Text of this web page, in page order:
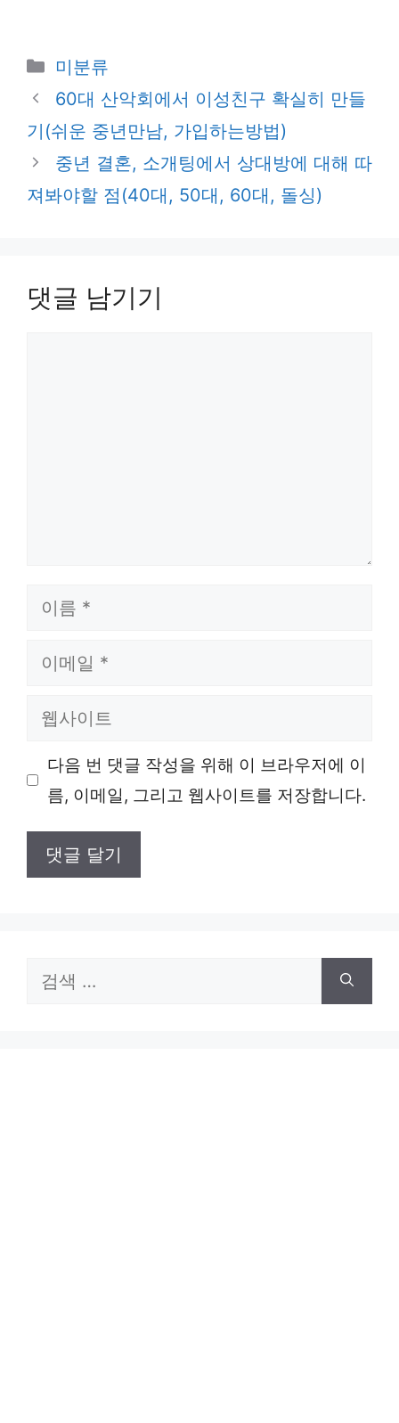
카
테
리
미분류
60대 산악회에서 이성친구 확실히 만들
기(쉬운 중년만남, 가입하는방법)
중년 결혼, 소개팅에서 상대방에 대해 따
져봐야할 점(40대, 50대, 60대, 돌싱)
댓글 남기기
이
이
일
웹
이 다음 번 댓글 작성을 위해 이 브라우저에 이
름, 이메일, 그리고 웹사이트를 저장합니다.
검